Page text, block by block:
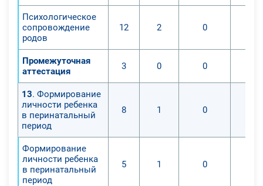
Психологическое
сопровождение
родов
12 2 0
Промежуточная
аттестация
3 0 0
13. Формирование
личности ребенка
в перинатальный
период
8 1 0
Формирование
личности ребенка
в перинатальный
период
5 1 0